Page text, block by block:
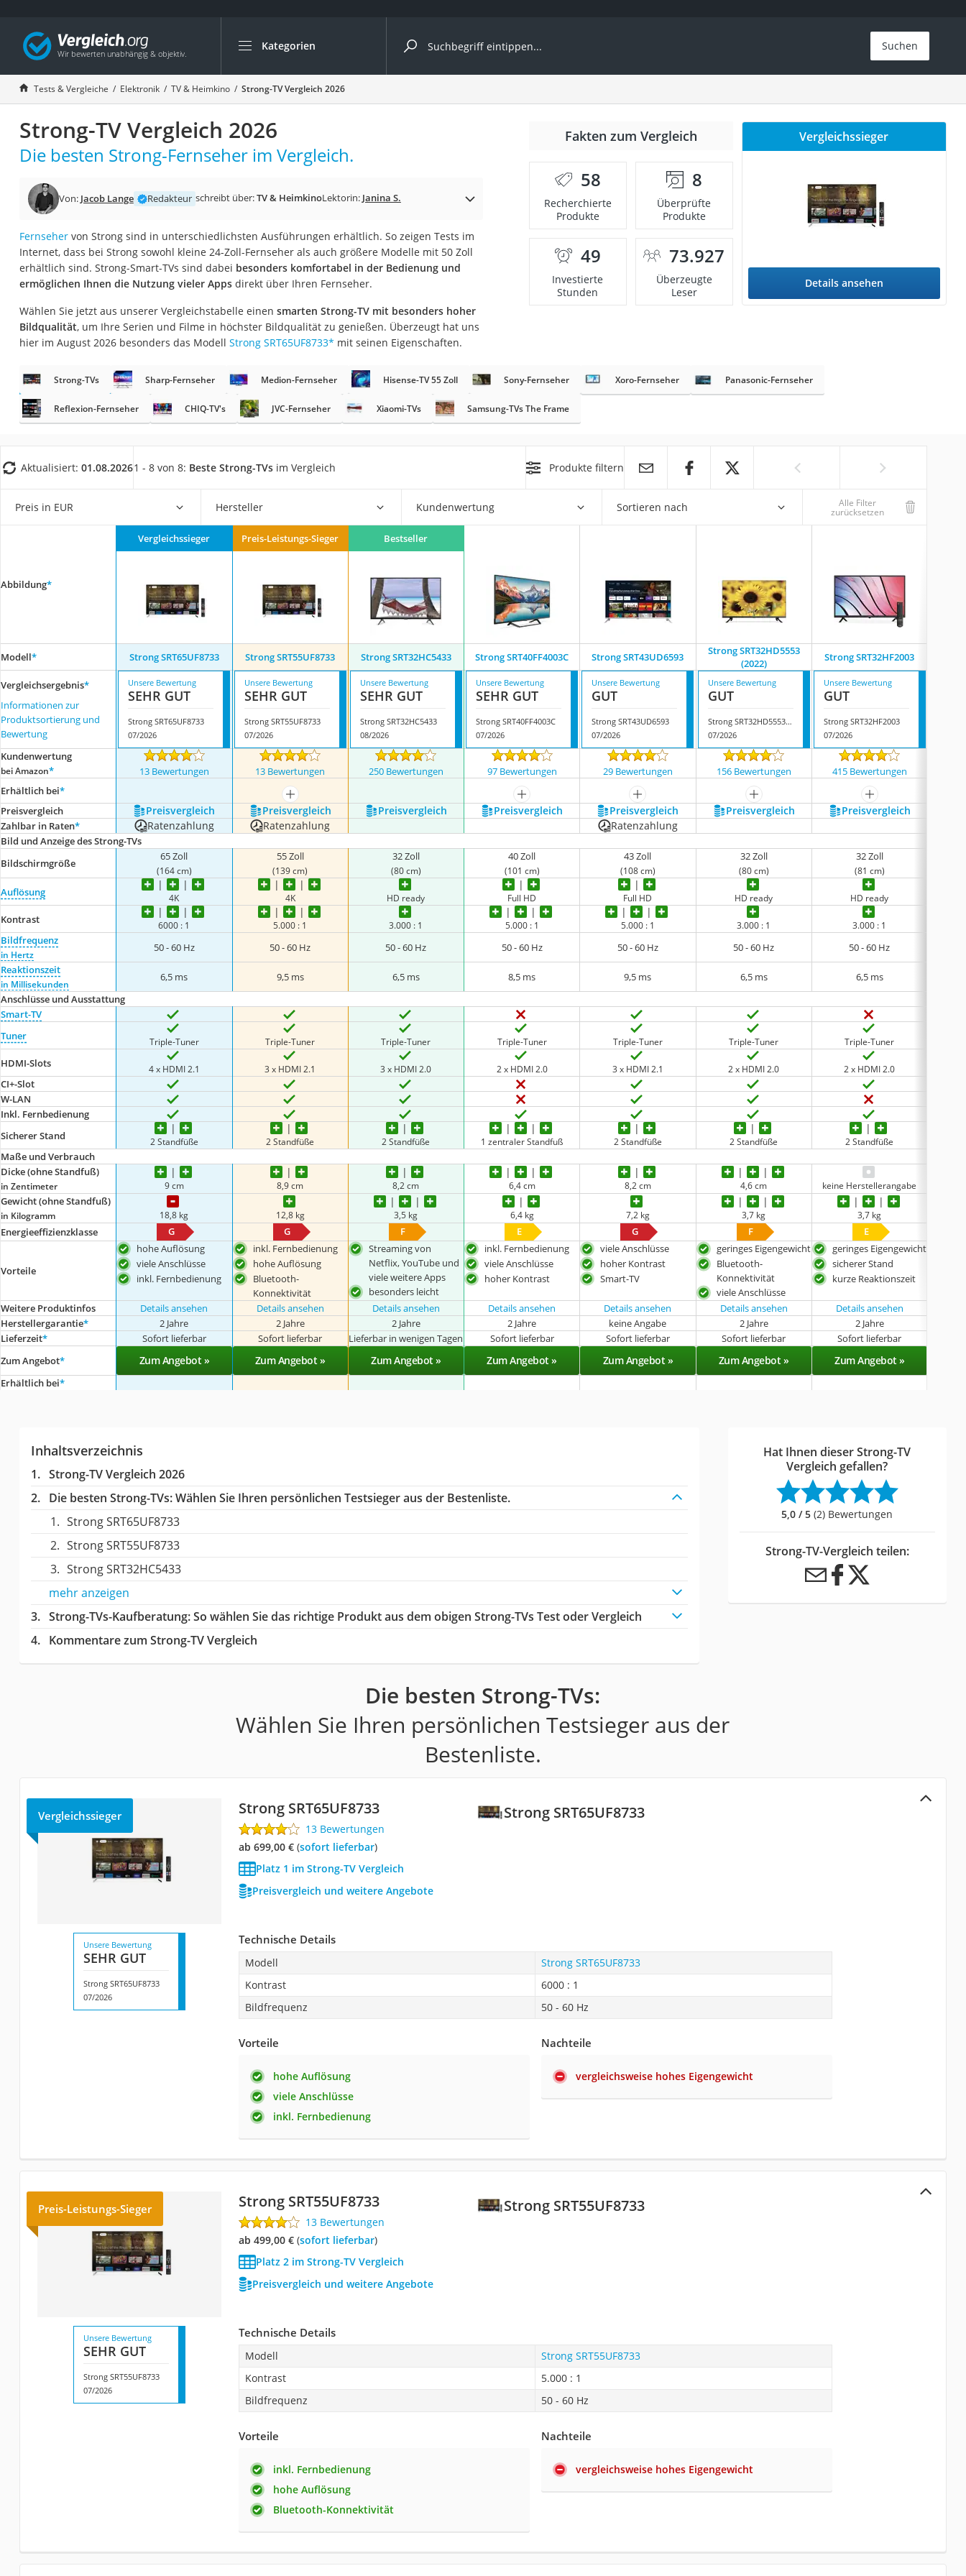
Kategorien
Die beliebtesten Vergleiche nach Kategorie
Elektronik
Powerstation
Monitor 32 Zoll 4K
Fernseher
Desktop-PC
Diascanner
Laser-Multifunktionsdrucker
Powerline-Adapter
Powerstation mit Solarpanel
Gaming-PC
17-Zoll-Laptop
Satellitenschüssel
Gaming-Headset
Tablets unter 200 Euro
Lichtwecker
Acer Aspire
Suchen
Tests & Vergleiche Elektronik TV & Heimkino Strong-TV Vergleich 2026
Strong-TV Vergleich 2026
Die besten Strong-Fernseher im Vergleich.
Von: Jacob Lange Redakteur schreibt über:TV & HeimkinoLektorin: Janina S.
Fernsehervon Strong sind in unterschiedlichsten Ausführungen erhältlich. So zeigen Tests im
Internet, dass bei Strong sowohl kleine 24-Zoll-Fernseher als auch größere Modelle mit 50 Zoll
erhältlich sind. Strong-Smart-TVs sind dabei besonders komfortabel in der Bedienung und
ermöglichen Ihnen die Nutzung vieler Appsdirekt über Ihren Fernseher.
Wählen Sie jetzt aus unserer Vergleichstabelle einen smarten Strong-TV mit besonders hoher
Bildqualität, um Ihre Serien und Filme in höchster Bildqualität zu genießen. Überzeugt hat uns
hier im August 2026 besonders das Modell Strong SRT65UF8733* mit seinen Eigenschaften.
Fakten zum Vergleich
58
Recherchierte
Produkte
8
Überprüfte
Produkte
49
Investierte
Stunden
73.927
Überzeugte
Leser
Vergleichssieger
Details ansehen
Strong-TVs Sharp-Fernseher Medion-Fernseher Hisense-TV 55 Zoll Sony-Fernseher Xoro-Fernseher Panasonic-Fernseher
Reflexion-Fernseher CHIQ-TV's JVC-Fernseher Xiaomi-TVs Samsung-TVs The Frame
Aktualisiert: 01.08.20261 - 8 von 8: Beste Strong-TVs im Vergleich Produkte filtern
Preis in EUR Hersteller Kundenwertung Sortieren nach Alle Filter
zurücksetzen
Abbildung*
Vergleichssieger Preis-Leistungs-Sieger Bestseller
Modell* Strong SRT65UF8733 Strong SRT55UF8733 Strong SRT32HC5433 Strong SRT40FF4003C Strong SRT43UD6593
Strong SRT32HD5553
(2022)
Strong SRT32HF2003
Vergleichsergebnis*
Informationen zur
Produktsortierung und
Bewertung
Unsere Bewertung
SEHR GUT
Strong SRT65UF8733
07/2026
Unsere Bewertung
SEHR GUT
Strong SRT55UF8733
07/2026
Unsere Bewertung
SEHR GUT
Strong SRT32HC5433
08/2026
Unsere Bewertung
SEHR GUT
Strong SRT40FF4003C
07/2026
Unsere Bewertung
GUT
Strong SRT43UD6593
07/2026
Unsere Bewertung
GUT
Strong SRT32HD5553 (2022)
07/2026
Unsere Bewertung
GUT
Strong SRT32HF2003
07/2026
Kundenwertung
bei Amazon* 13 Bewertungen 13 Bewertungen 250 Bewertungen 97 Bewertungen 29 Bewertungen 156 Bewertungen 415 Bewertungen
Erhältlich bei*
mehr anzeigen mehr anzeigen mehr anzeigen mehr anzeigen
mehr anzeigen
Preis­vergleich
Preis­vergleich Preis­vergleich Preis­vergleich Preis­vergleich Preis­vergleich Preis­vergleich Preis­vergleich
Zahlbar in Raten* Ratenzahlung Ratenzahlung Ratenzahlung
Bild und Anzeige des Strong-TVs
Bildschirmgröße
65 Zoll
(164 cm)
55 Zoll
(139 cm)
32 Zoll
(80 cm)
40 Zoll
(101 cm)
43 Zoll
(108 cm)
32 Zoll
(80 cm)
32 Zoll
(81 cm)
Auflösung 4K 4K HD ready Full HD Full HD HD ready HD ready
Kontrast 6000 : 1 5.000 : 1 3.000 : 1 5.000 : 1 5.000 : 1 3.000 : 1 3.000 : 1
Bildfrequenz
in Hertz
50 - 60 Hz 50 - 60 Hz 50 - 60 Hz 50 - 60 Hz 50 - 60 Hz 50 - 60 Hz 50 - 60 Hz
Reaktionszeit
in Millisekunden
6,5 ms 9,5 ms 6,5 ms 8,5 ms 9,5 ms 6,5 ms
6,5 ms
Anschlüsse und Ausstattung
Smart-TV
Tuner
Triple-Tuner Triple-Tuner Triple-Tuner Triple-Tuner Triple-Tuner Triple-Tuner Triple-Tuner
HDMI-Slots 4 x HDMI 2.1 3 x HDMI 2.1 3 x HDMI 2.0 2 x HDMI 2.0 3 x HDMI 2.1 2 x HDMI 2.0 2 x HDMI 2.0
CI+-Slot
W-LAN
Inkl. Fernbedienung
Sicherer Stand
2 Standfüße 2 Standfüße 2 Standfüße 1 zentraler Standfuß 2 Standfüße 2 Standfüße 2 Standfüße
Maße und Verbrauch
Dicke (ohne Standfuß)
in Zentimeter 9 cm 8,9 cm 8,2 cm 6,4 cm 8,2 cm 4,6 cm keine Herstellerangabe
Gewicht (ohne Standfuß)
in Kilogramm 18,8 kg 12,8 kg 3,5 kg 6,4 kg 7,2 kg 3,7 kg 3,7 kg
Energieeffizienzklasse G G F E G F E
Vorteile
hohe Auflösung
viele Anschlüsse
inkl. Fernbedienung
inkl. Fernbedienung
hohe Auflösung
Bluetooth-
Konnektivität
Streaming von
Netflix, YouTube und
viele weitere Apps
besonders leicht
inkl. Fernbedienung
viele Anschlüsse
hoher Kontrast
viele Anschlüsse
hoher Kontrast
Smart-TV
geringes Eigengewicht
Bluetooth-
Konnektivität
viele Anschlüsse
geringes Eigengewicht
sicherer Stand
kurze Reaktionszeit
Weitere Produktinfos Details ansehen Details ansehen Details ansehen Details ansehen Details ansehen Details ansehen
Details ansehen
Herstellergarantie* 2 Jahre 2 Jahre 2 Jahre 2 Jahre keine Angabe 2 Jahre 2 Jahre
Lieferzeit* Sofort lieferbar Sofort lieferbar Lieferbar in wenigen Tagen Sofort lieferbar Sofort lieferbar Sofort lieferbar Sofort lieferbar
Zum Angebot* Zum Angebot » Zum Angebot » Zum Angebot » Zum Angebot » Zum Angebot » Zum Angebot » Zum Angebot »
Erhältlich bei*
Inhaltsverzeichnis
Strong-TV Vergleich 2026
Die besten Strong-TVs:Wählen Sie Ihren persönlichen Testsieger aus der Bestenliste.
Strong SRT65UF8733
Strong SRT55UF8733
Strong SRT32HC5433
mehr anzeigen
Strong-TVs-Kaufberatung: So wählen Sie das richtige Produkt aus dem obigen Strong-TVs Test oder Vergleich
Kommentare zum Strong-TV Vergleich
Hat Ihnen dieser Strong-TV
Vergleich gefallen?
5,0 / 5 (2) Bewertungen
Strong-TV-Vergleich teilen:
Die besten Strong-TVs:
Wählen Sie Ihren persönlichen Testsieger aus der
Bestenliste.
Strong SRT65UF8733
Vergleichssieger Strong SRT65UF8733
13 Bewertungen
ab 699,00 €( Sofort lieferbar)
Platz 1 im Strong-TV Vergleich
Preisvergleich und weitere Angebote
Unsere Bewertung
SEHR GUT
Strong SRT65UF8733
07/2026
Technische Details
Modell
Strong SRT65UF8733
Kontrast
6000 : 1
Bildfrequenz
50 - 60 Hz
Vorteile
hohe Auflösung
viele Anschlüsse
inkl. Fernbedienung
Nachteile
vergleichsweise hohes Eigengewicht
Strong SRT55UF8733
Preis-Leistungs-Sieger Strong SRT55UF8733
13 Bewertungen
ab 499,00 €( Sofort lieferbar)
Platz 2 im Strong-TV Vergleich
Preisvergleich und weitere Angebote
Unsere Bewertung
SEHR GUT
Strong SRT55UF8733
07/2026
Technische Details
Modell
Strong SRT55UF8733
Kontrast
5.000 : 1
Bildfrequenz
50 - 60 Hz
Vorteile
inkl. Fernbedienung
hohe Auflösung
Bluetooth-Konnektivität
Nachteile
vergleichsweise hohes Eigengewicht